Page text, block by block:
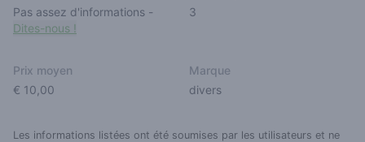
Pas assez d'informations -
Dites-nous !
3
Prix moyen
€ 10,00
Marque
divers
Les informations listées ont été soumises par les utilisateurs et ne